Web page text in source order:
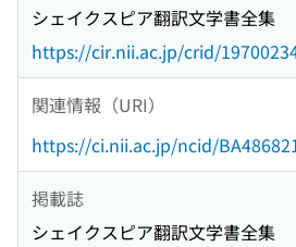
シェイクスピア翻訳文学書全集
https://cir.nii.ac.jp/crid/
関連情報（URI）
https://ci.nii.ac.jp/ncid/
掲載誌
シェイクスピア翻訳文学書全集